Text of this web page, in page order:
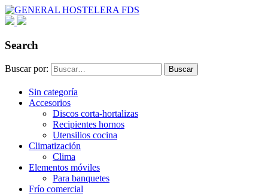
Search
Buscar por: Buscar
Sin categoría
Accesorios
Discos corta-hortalizas
Recipientes hornos
Utensilios cocina
Climatización
Clima
Elementos móviles
Para banquetes
Frío comercial